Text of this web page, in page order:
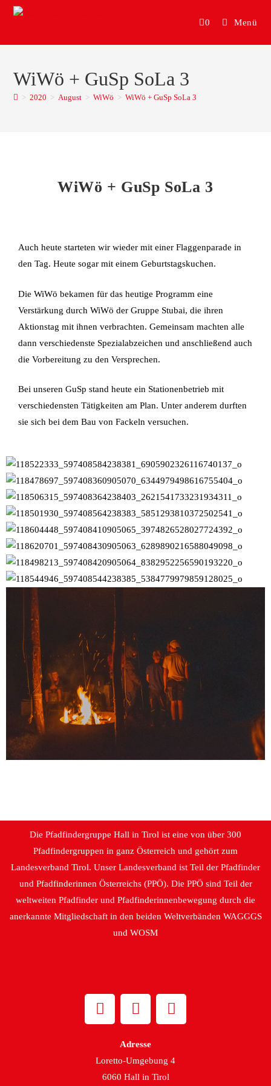
0 Menü
WiWö + GuSp SoLa 3
> 2020 > August > WiWö > WiWö + GuSp SoLa 3
WiWö + GuSp SoLa 3
Auch heute starteten wir wieder mit einer Flaggenparade in
den Tag. Heute sogar mit einem Geburtstagskuchen.
Die WiWö bekamen für das heutige Programm eine
Verstärkung durch WiWö der Gruppe Stubai, die ihren
Aktionstag mit ihnen verbrachten. Gemeinsam machten alle
dann verschiedenste Spezialabzeichen und anschließend auch
die Vorbereitung zu den Versprechen.
Bei unseren GuSp stand heute ein Stationenbetrieb mit
verschiedensten Tätigkeiten am Plan. Unter anderem durften
sie sich bei dem Bau von Fackeln versuchen.
Die Pfadfindergruppe Hall in Tirol ist eine von über 300
Pfadfindergruppen in ganz Österreich und gehört zum
Landesverband Tirol. Unser Landesverband ist Teil der Pfadfinder
und Pfadfinderinnen Österreichs (PPÖ). Die PPÖ sind Teil der
weltweiten Pfadfinder und Pfadfinderinnenbewegung durch die
anerkannte Mitgliedschaft in den beiden Weltverbänden WAGGGS
und WOSM
Adresse
Loretto-Umgebung 4
6060 Hall in Tirol